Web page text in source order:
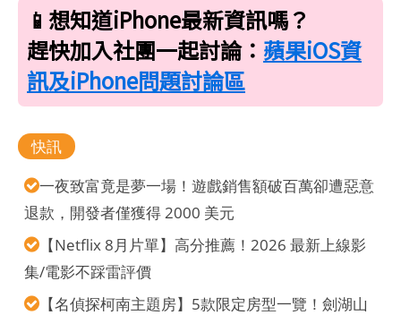
📱想知道iPhone最新資訊嗎？
趕快加入社團一起討論： 蘋果iOS資
訊及iPhone問題討論區
快訊
一夜致富竟是夢一場！遊戲銷售額破百萬卻遭惡意
退款，開發者僅獲得 2000 美元
【Netflix 8月片單】高分推薦！2026 最新上線影
集/電影不踩雷評價
【名偵探柯南主題房】5款限定房型一覽！劍湖山